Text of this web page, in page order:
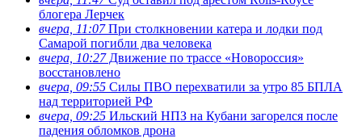
блогера Лерчек
вчера, 11:07При столкновении катера и лодки под
Самарой погибли два человека
вчера, 10:27Движение по трассе «Новороссия»
восстановлено
вчера, 09:55 Силы ПВО перехватили за утро 85 БПЛА
над территорией РФ
вчера, 09:25 Ильский НПЗ на Кубани загорелся после
падения обломков дрона